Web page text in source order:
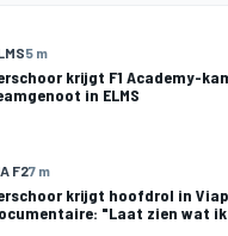
5 m
krijgt F1 Academy-
in ELMS
F27 m
krijgt hoofdrol in
"Laat zien wat